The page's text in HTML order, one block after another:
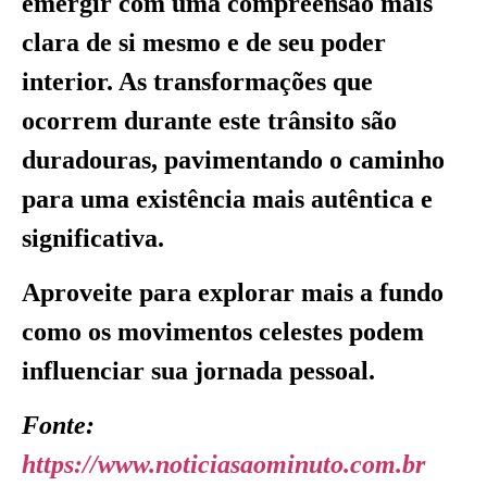
clara de si mesmo e de seu poder
interior. As transformações que
ocorrem durante este trânsito são
duradouras, pavimentando o caminho
para uma existência mais autêntica e
significativa.
Aproveite para explorar mais a fundo
como os movimentos celestes podem
influenciar sua jornada pessoal.
Fonte:
https://www.noticiasaominuto.com.br